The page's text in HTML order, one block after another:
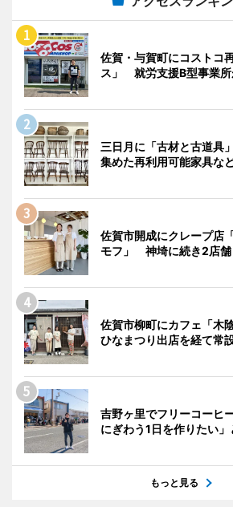
佐賀・与賀町にコストコ
ス」 就労支援B型事業所
三日月に「古材と古道
集めた再利用可能家具な
佐賀市開成にクレープ店
モフ」 神埼に続き2店舗
佐賀市柳町にカフェ「木
ひなまつり出店を経て常
吉野ヶ里でフリーコー
にぎわう1日を作りたい」
もっと見る